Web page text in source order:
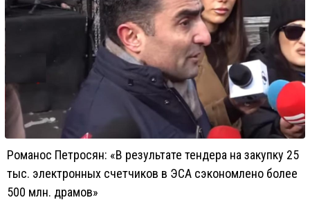
Романос Петросян: «В результате тендера на закупку 25
тыс. электронных счетчиков в ЭСА сэкономлено более
500 млн. драмов»